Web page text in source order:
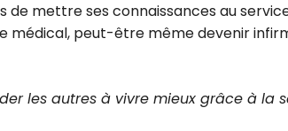
de mettre ses connaissances au
médical, peut-être même devenir
les autres à vivre mieux grâce à la